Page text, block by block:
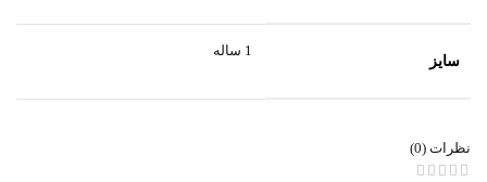
سایز
1 ساله
نظرات (0)